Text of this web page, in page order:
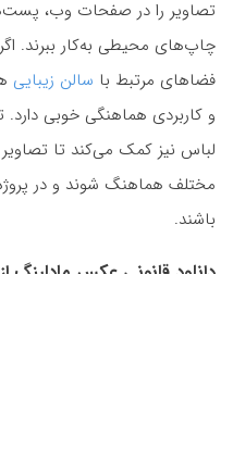
تصاویر را در صفحات وب،
چاپ‌های محیطی به‌کار ببرند.
فضاهای مرتبط با سالن زیبایی
و کاربردی هماهنگی خوبی
لباس نیز کمک می‌کند تا
مختلف هماهنگ شوند و در
باشند.
دانلود قانونی عکس مادلینگ